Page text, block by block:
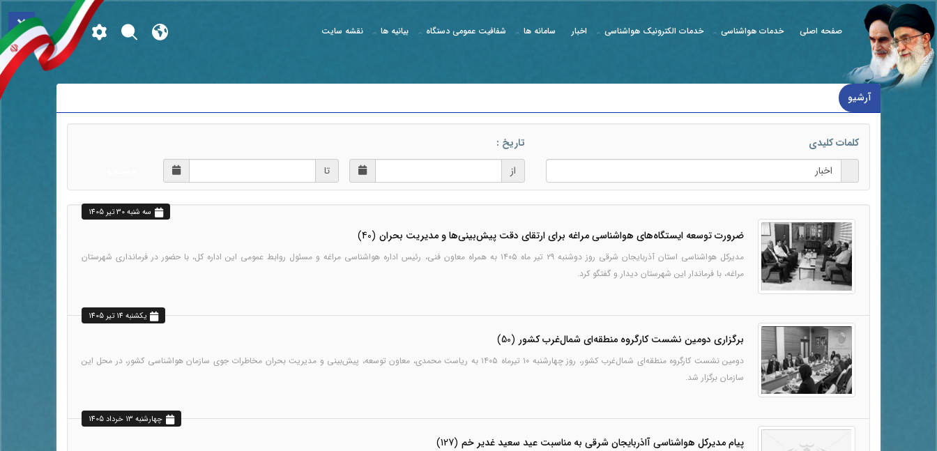
× صفحه اصلی خدمات هواشناسی خدمات الکترونیک هواشناسی اخبار سامانه ها شفافیت عمومی دستگاه بیانیه ها نقشه سایت
آرشیو
کلمات کلیدی
تاریخ :
از
تا
ضرورت توسعه ایستگاه‌های هواشناسی مراغه برای ارتقای دقت پیش‌بینی‌ها و مدیریت بحران (40)
مدیرکل هواشناسی استان آذربایجان شرقی روز دوشنبه ۲۹ تیر ماه ۱۴۰۵ به همراه معاون فنی، رئیس اداره هواشناسی مراغه و مسئول روابط عمومی این اداره کل، با حضور در فرمانداری شهرستان
مراغه، با فرماندار این شهرستان دیدار و گفتگو کرد.
سه شنبه 30 تير 1405
برگزاری دومین نشست کارگروه منطقه‌ای شمال‌غرب کشور (50)
دومین نشست کارگروه منطقه‌ای شمال‌غرب کشور، روز چهارشنبه ۱۰ تیرماه ۱۴۰۵ به ریاست محمدی، معاون توسعه، پیش‌بینی و مدیریت بحران مخاطرات جوی سازمان هواشناسی کشور، در محل این
سازمان برگزار شد.
يکشنبه 14 تير 1405
پیام مدیرکل هواشناسی آاذربایجان شرقی به مناسبت عید سعید غدیر خم (127)
چهارشنبه 13 خرداد 1405